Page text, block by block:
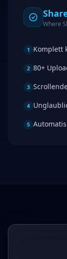
Where
1 Komplett
2 80+
3
4
5